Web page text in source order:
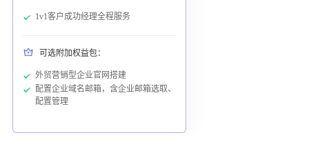
1v1客户成功经理全程服务
可选附加权益包：
外贸营销型企业官网搭建
配置企业域名邮箱，含企业邮箱选取、
配置管理